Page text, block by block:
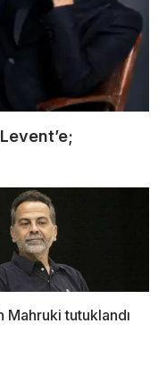
Mahruki tutuklandı